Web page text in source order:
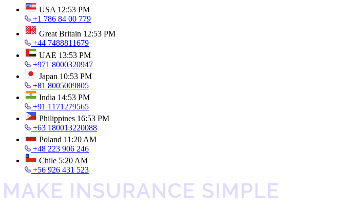
USA 12:53 PM
+1 786 84 00 779
Great Britain 12:53 PM
+44 7488811679
UAE 13:53 PM
+971 8000320947
Japan 10:53 PM
+81 8005009805
India 14:53 PM
+91 1171279565
Philippines 16:53 PM
+63 180013220088
Poland 11:20 AM
+48 223 906 246
Chile 5:20 AM
+56 926 431 523